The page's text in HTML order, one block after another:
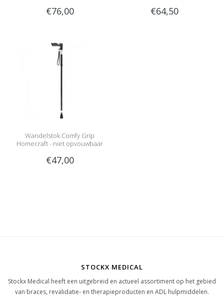
€76,00 €64,50
Wandelstok Comfy Grip
Homecraft - niet opvouwbaar
€47,00
STOCKX MEDICAL
Stockx Medical heeft een uitgebreid en actueel assortiment op het gebied
van braces, revalidatie- en therapieproducten en ADL hulpmiddelen.